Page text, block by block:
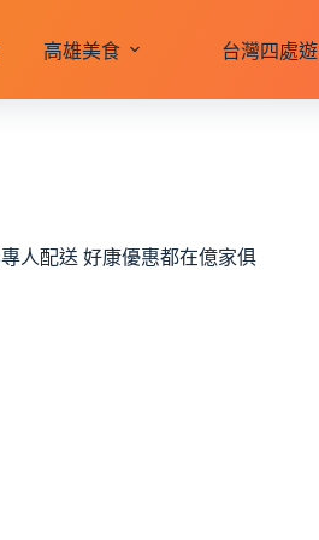
高雄美食 台灣四處遊
人配送 好康優惠都在億家俱